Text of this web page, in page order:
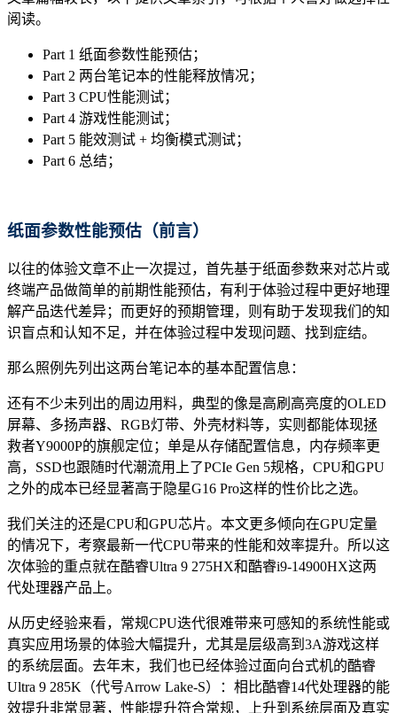
阅读。
Part 1 纸面参数性能预估；
Part 2 两台笔记本的性能释放情况；
Part 3 CPU性能测试；
Part 4 游戏性能测试；
Part 5 能效测试 + 均衡模式测试；
Part 6 总结；
纸面参数性能预估（前言）
以往的体验文章不止一次提过，首先基于纸面参数来对芯片或
终端产品做简单的前期性能预估，有利于体验过程中更好地理
解产品迭代差异；而更好的预期管理，则有助于发现我们的知
识盲点和认知不足，并在体验过程中发现问题、找到症结。
那么照例先列出这两台笔记本的基本配置信息：
还有不少未列出的周边用料，典型的像是高刷高亮度的OLED
屏幕、多扬声器、RGB灯带、外壳材料等，实则都能体现拯
救者Y9000P的旗舰定位；单是从存储配置信息，内存频率更
高，SSD也跟随时代潮流用上了PCIe Gen 5规格，CPU和GPU
之外的成本已经显著高于隐星G16 Pro这样的性价比之选。
我们关注的还是CPU和GPU芯片。本文更多倾向在GPU定量
的情况下，考察最新一代CPU带来的性能和效率提升。所以这
次体验的重点就在酷睿Ultra 9 275HX和酷睿i9-14900HX这两
代处理器产品上。
从历史经验来看，常规CPU迭代很难带来可感知的系统性能或
真实应用场景的体验大幅提升，尤其是层级高到3A游戏这样
的系统层面。去年末，我们也已经体验过面向台式机的酷睿
Ultra 9 285K（代号Arrow Lake-S）：相比酷睿14代处理器的能
效提升非常显著，性能提升符合常规，上升到系统层面及真实